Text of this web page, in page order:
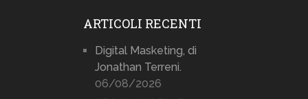
ARTICOLI RECENTI
Digital Masketing, di
Jonathan Terreni.
06/08/2026